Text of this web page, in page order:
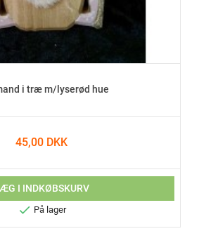
i træ m/lyserød hue
45,00 DKK
I INDKØBSKURV
 På lager